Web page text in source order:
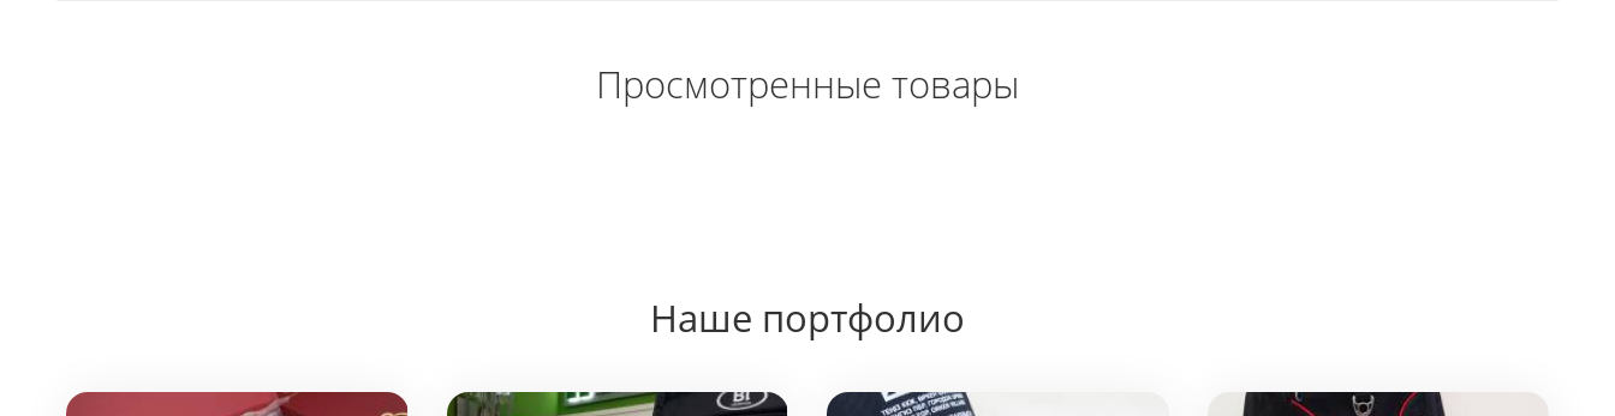
Просмотренные товары
Наше портфолио